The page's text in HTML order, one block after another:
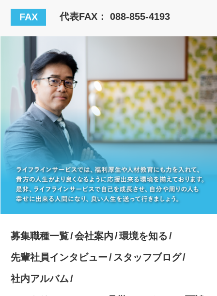
FAX 代表FAX： 088-855-4193
募集職種一覧 会社案内
環境を知る
先輩社員インタビュー
スタッフブログ
社内アルバム